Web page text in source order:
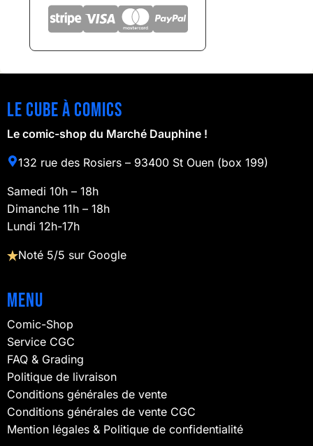
Le cube à comics
Le comic-shop du Marché Dauphine !
132 rue des Rosiers – 93400 St Ouen (box 199)
Samedi 10h – 18h
Dimanche 11h – 18h
Lundi 12h-17h
Noté 5/5 sur Google
Menu
Comic-Shop
Service CGC
FAQ & Grading
Politique de livraison
Conditions générales de vente
Conditions générales de vente CGC
Mention légales & Politique de confidentialité